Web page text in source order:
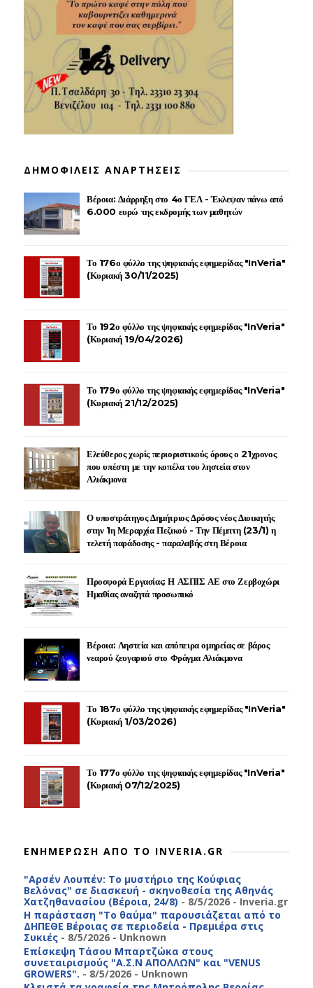
ΔΗΜΟΦΙΛΕΙΣ ΑΝΑΡΤΗΣΕΙΣ
Βέροια: Διάρρηξη στο 4ο ΓΕΛ - Έκλεψαν πάνω από
6.000 ευρώ της εκδρομής των μαθητών
Το 176ο φύλλο της ψηφιακής εφημερίδας "InVeria"
(Κυριακή 30/11/2025)
Το 192ο φύλλο της ψηφιακής εφημερίδας "InVeria"
(Κυριακή 19/04/2026)
Το 179ο φύλλο της ψηφιακής εφημερίδας "InVeria"
(Κυριακή 21/12/2025)
Ελεύθερος χωρίς περιοριστικούς όρους ο 21χρονος
που υπέστη με την κοπέλα του ληστεία στον
Αλιάκμονα
Ο υποστράτηγος Δημήτριος Δρόσος νέος Διοικητής
στην 1η Μεραρχία Πεζικού - Την Πέμπτη (23/1) η
τελετή παράδοσης - παραλαβής στη Βέροια
Προσφορά Εργασίας: Η ΑΣΠΙΣ ΑΕ στο Ζερβοχώρι
Ημαθίας αναζητά προσωπικό
Βέροια: Ληστεία και απόπειρα ομηρείας σε βάρος
νεαρού ζευγαριού στο Φράγμα Αλιάκμονα
Το 187ο φύλλο της ψηφιακής εφημερίδας "InVeria"
(Κυριακή 1/03/2026)
Το 177ο φύλλο της ψηφιακής εφημερίδας "InVeria"
(Κυριακή 07/12/2025)
ΕΝΗΜΕΡΩΣΗ ΑΠΟ ΤΟ INVERIA.GR
"Αρσέν Λουπέν: Το μυστήριο της Κούφιας
Βελόνας" σε διασκευή - σκηνοθεσία της Αθηνάς
Χατζηθανασίου (Βέροια, 24/8) - 8/5/2026- Inveria.gr
Η παράσταση "Το θαύμα" παρουσιάζεται από το
ΔΗΠΕΘΕ Βέροιας σε περιοδεία - Πρεμιέρα στις
Συκιές- 8/5/2026- Unknown
Επίσκεψη Τάσου Μπαρτζώκα στους
συνεταιρισμούς "Α.Σ.Ν ΑΠΟΛΛΩΝ" και "VENUS
GROWERS". - 8/5/2026- Unknown